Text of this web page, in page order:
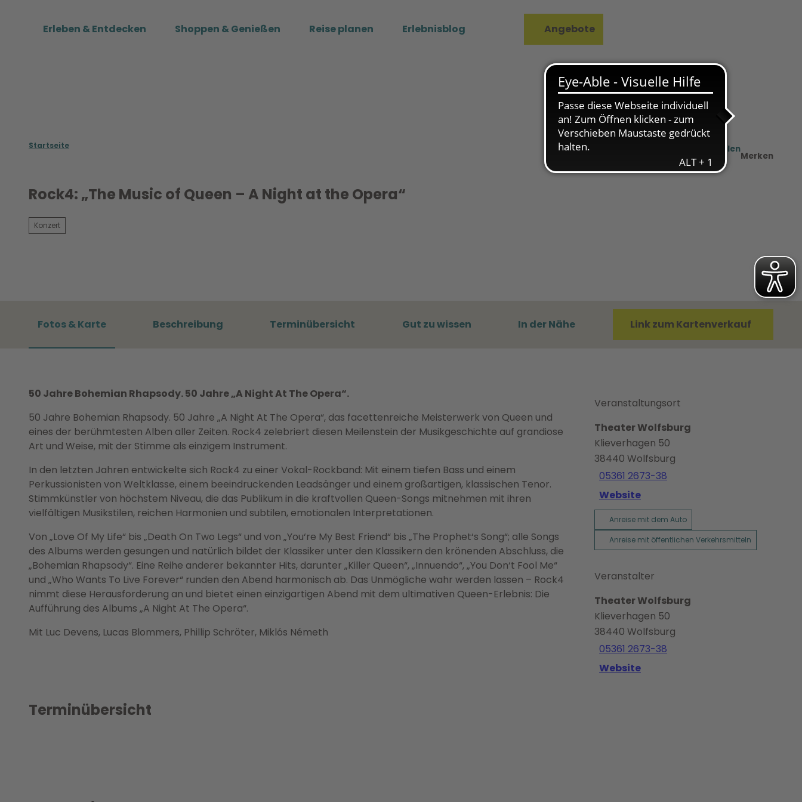
Erleben & Entdecken Shoppen & Genießen Reise planen Erlebnisblog Angebote
Startseite
PDF
Teilen
Merken
Rock4: „The Music of Queen – A Night at the Opera“
Konzert
Fotos & Karte Beschreibung Terminübersicht Gut zu wissen In der Nähe Link zum Kartenverkauf
50 Jahre Bohemian Rhapsody. 50 Jahre „A Night At The Opera“.
50 Jahre Bohemian Rhapsody. 50 Jahre „A Night At The Opera“, das facettenreiche Meisterwerk von Queen und
eines der berühmtesten Alben aller Zeiten. Rock4 zelebriert diesen Meilenstein der Musikgeschichte auf grandiose
Art und Weise, mit der Stimme als einzigem Instrument.
In den letzten Jahren entwickelte sich Rock4 zu einer Vokal-Rockband: Mit einem tiefen Bass und einem
Perkussionisten von Weltklasse, einem beeindruckenden Leadsänger und einem großartigen, klassischen Tenor.
Stimmkünstler von höchstem Niveau, die das Publikum in die kraftvollen Queen-Songs mitnehmen mit ihren
vielfältigen Musikstilen, reichen Harmonien und subtilen, emotionalen Interpretationen.
Von „Love Of My Life“ bis „Death On Two Legs“ und von „You‘re My Best Friend“ bis „The Prophet‘s Song“; alle Songs
des Albums werden gesungen und natürlich bildet der Klassiker unter den Klassikern den krönenden Abschluss, die
„Bohemian Rhapsody“. Eine Reihe anderer bekannter Hits, darunter „Killer Queen“, „Innuendo“, „You Don‘t Fool Me“
und „Who Wants To Live Forever“ runden den Abend harmonisch ab. Das Unmögliche wahr werden lassen – Rock4
nimmt diese Herausforderung an und bietet einen einzigartigen Abend mit dem ultimativen Queen-Erlebnis: Die
Aufführung des Albums „A Night At The Opera“.
Mit Luc Devens, Lucas Blommers, Phillip Schröter, Miklós Németh
Terminübersicht
Veranstaltungsort
Theater Wolfsburg
Klieverhagen 50
38440 Wolfsburg
05361 2673-38
Website
Anreise mit dem Auto
Anreise mit öffentlichen Verkehrsmitteln
Veranstalter
Theater Wolfsburg
Klieverhagen 50
38440 Wolfsburg
05361 2673-38
Website